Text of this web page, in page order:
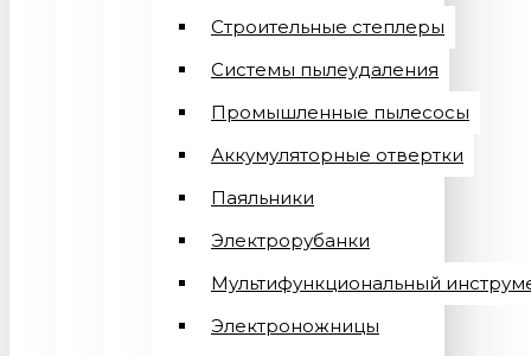
Строительные степлеры
Системы пылеудаления
Промышленные пылесосы
Аккумуляторные отвертки
Паяльники
Электрорубанки
Мультифункциональный
Электроножницы